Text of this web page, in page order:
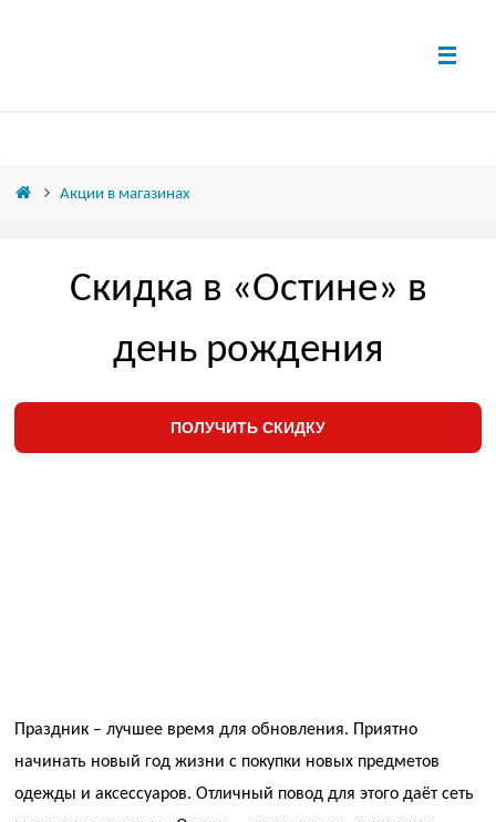
Акции в магазинах
Скидка в «Остине» в
день рождения
ПОЛУЧИТЬ СКИДКУ
Праздник – лучшее время для обновления. Приятно
начинать новый год жизни с покупки новых предметов
одежды и аксессуаров. Отличный повод для этого даёт сеть